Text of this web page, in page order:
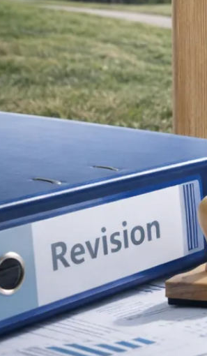
& Entwicklung
& Sanierung
& Transaktionen
& Planung